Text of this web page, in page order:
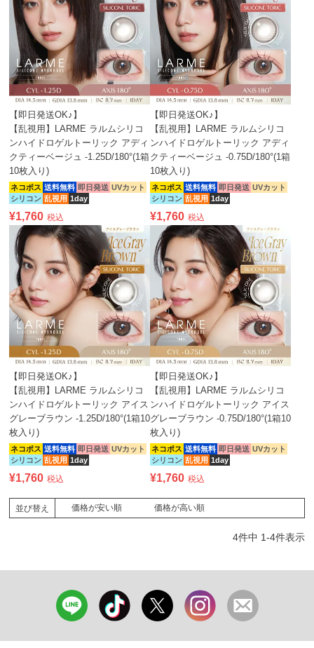
裸眼に近い感覚で装用できる
ハイスペックな酸素透過率
目の充血や乾き
を感じにくい
目に優しく毎日
使いに最適
Dk/L値が高いほど
酸素を通しやすい
網目構造で水分をしっかり
キャッチ。レンズの表面の
うるおいを持続することが
可能に。やわらかくゴロつき
感の少ない快適なつけ心地
を実現。
表面網目構造
※イメージ図
面倒なレンズケアが
必要ないので毎日
清潔で快適
紫外線吸収剤
を配合し、UV-A
UV-Bをカット
色素内包製法
色素が直接目に触れない
ように色素をレンズの
内側に包み込んだ製法
低含水レンズ
含水率４７%で
水分が蒸発しにくく
やわらか快適
【即日発送OK♪】
【乱視用】LARME ラルムシリコ
ンハイドロゲルトーリック アディ
クティーベージュ -1.25D/180°(1箱
10枚入り)
ネコポス 送料無料 即日発送 UVカット
シリコン 乱視用 1day
¥1,760 税込
【即日発送OK♪】
【乱視用】LARME ラルムシリコ
ンハイドロゲルトーリック アディ
クティーベージュ -0.75D/180°(1箱
10枚入り)
ネコポス 送料無料 即日発送 UVカット
シリコン 乱視用 1day
¥1,760 税込
【即日発送OK♪】
【乱視用】LARME ラルムシリコ
ンハイドロゲルトーリック アイス
グレーブラウン -1.25D/180°(1箱10
枚入り)
ネコポス 送料無料 即日発送 UVカット
シリコン 乱視用 1day
¥1,760 税込
【即日発送OK♪】
【乱視用】LARME ラルムシリコ
ンハイドロゲルトーリック アイス
グレーブラウン -0.75D/180°(1箱10
枚入り)
ネコポス 送料無料 即日発送 UVカット
シリコン 乱視用 1day
¥1,760 税込
並び替え 価格が安い順 価格が高い順
4件中 1-4件表示